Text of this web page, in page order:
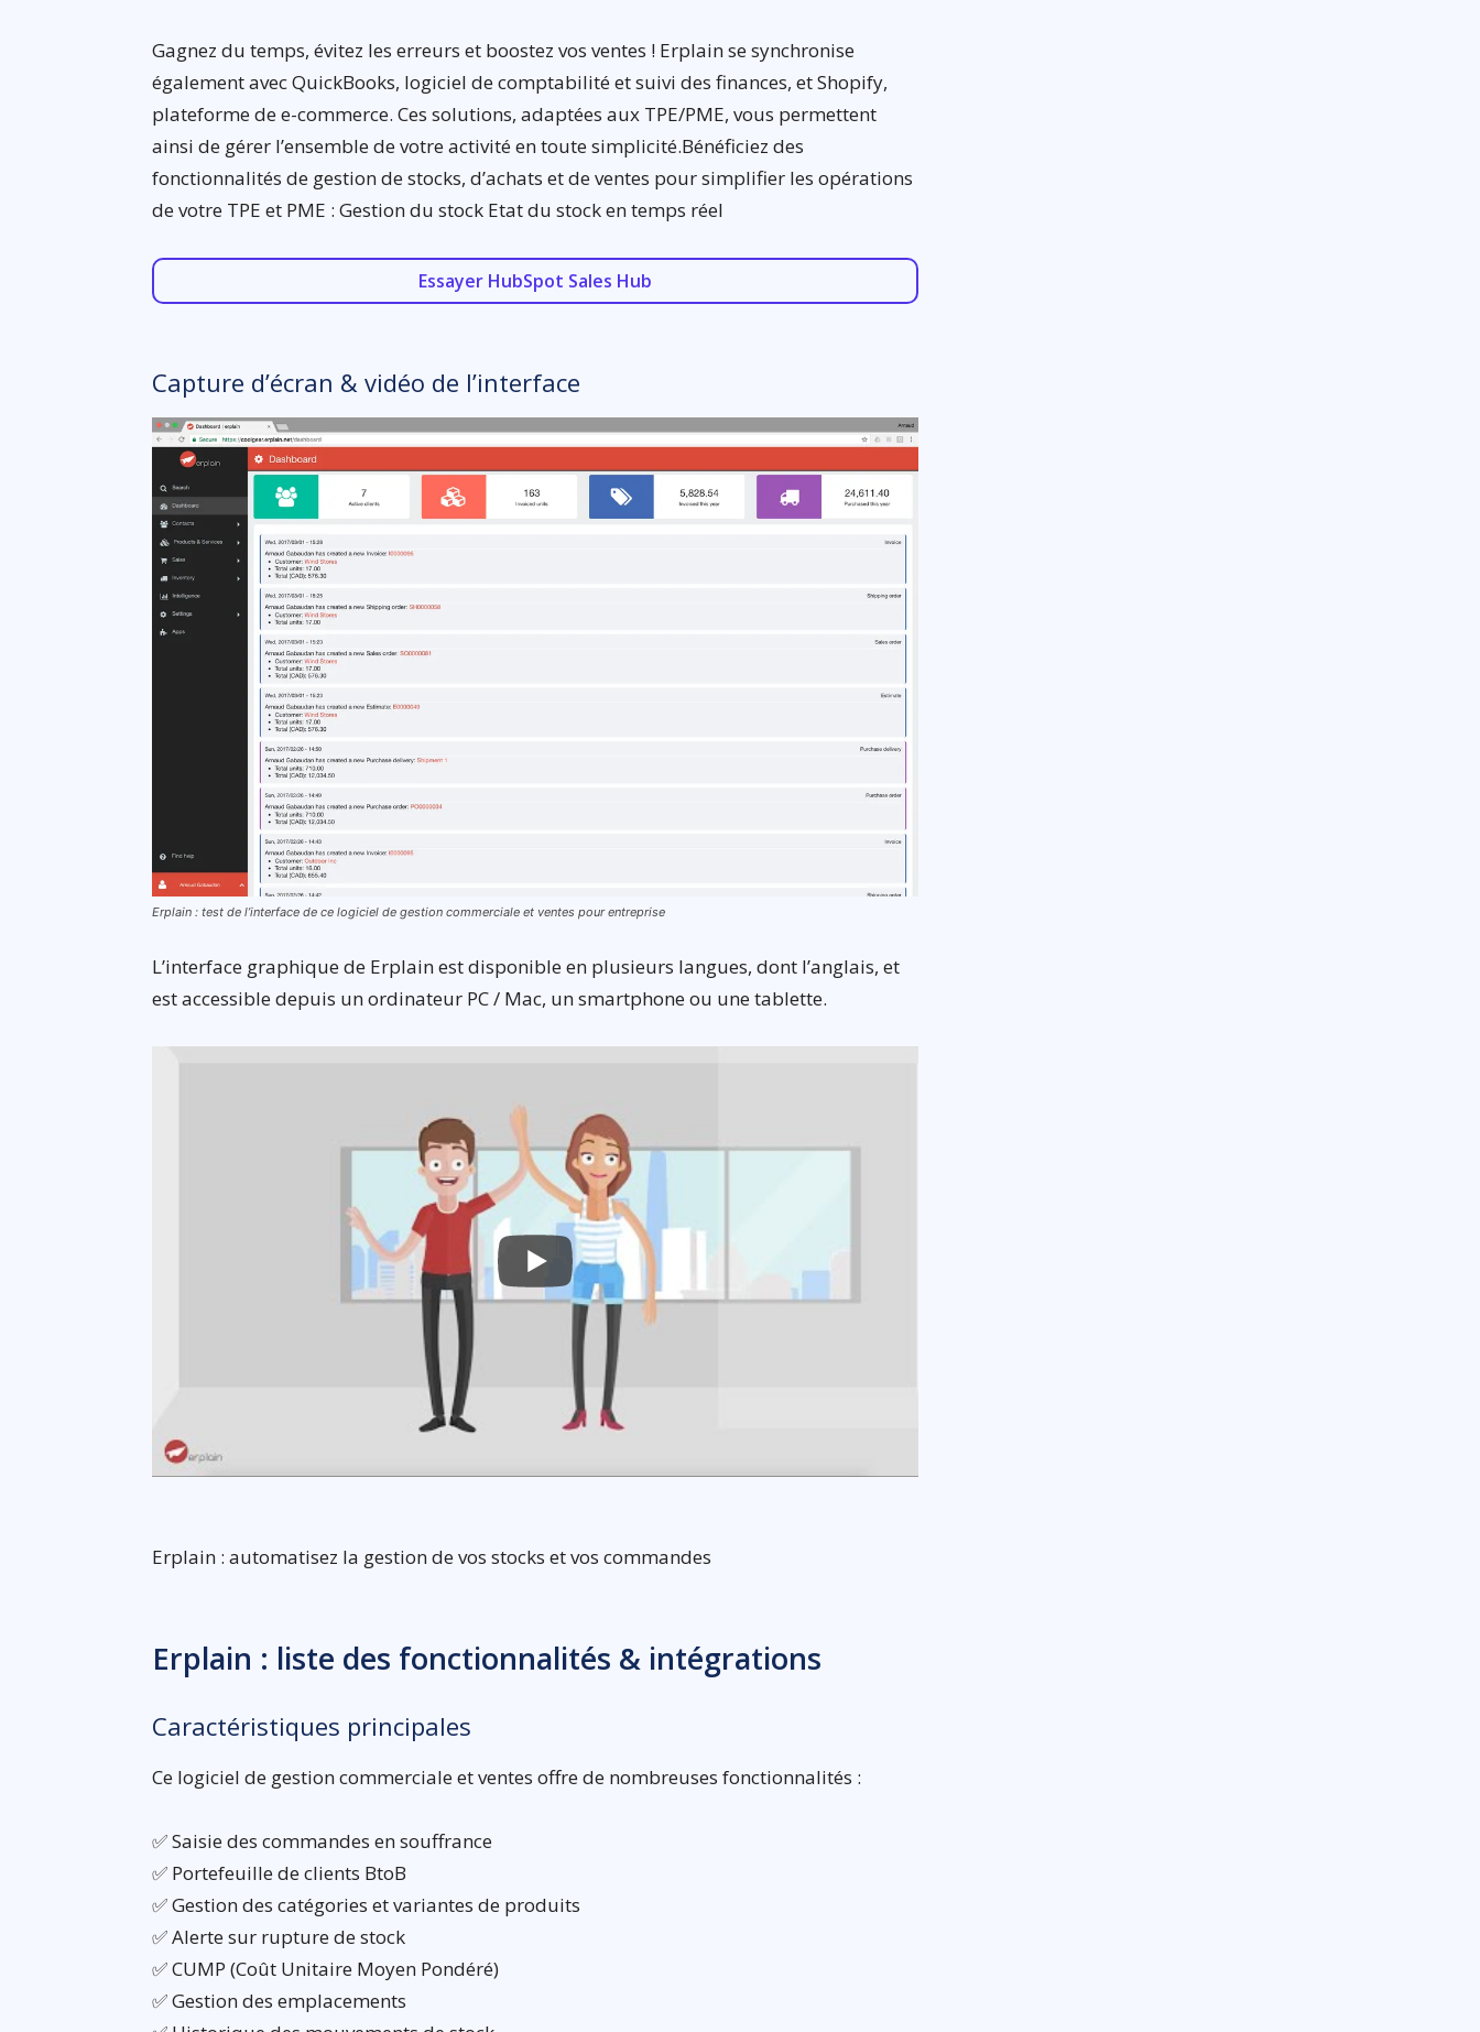
Gagnez du temps, évitez les erreurs et boostez vos ventes ! Erplain se synchronise
également avec QuickBooks, logiciel de comptabilité et suivi des finances, et Shopify,
plateforme de e-commerce. Ces solutions, adaptées aux TPE/PME, vous permettent
ainsi de gérer l’ensemble de votre activité en toute simplicité.Bénéficiez des
fonctionnalités de gestion de stocks, d’achats et de ventes pour simplifier les opérations
de votre TPE et PME : Gestion du stock Etat du stock en temps réel
Essayer HubSpot Sales Hub
Capture d’écran & vidéo de l’interface
Erplain : test de l’interface de ce logiciel de gestion commerciale et ventes pour entreprise
L’interface graphique de Erplain est disponible en plusieurs langues, dont l’anglais, et
est accessible depuis un ordinateur PC / Mac, un smartphone ou une tablette.
Erplain : automatisez la gestion de vos stocks et vos commandes
Erplain : liste des fonctionnalités & intégrations
Caractéristiques principales
Ce logiciel de gestion commerciale et ventes offre de nombreuses fonctionnalités :
✅ Saisie des commandes en souffrance
✅ Portefeuille de clients BtoB
✅ Gestion des catégories et variantes de produits
✅ Alerte sur rupture de stock
✅ CUMP (Coût Unitaire Moyen Pondéré)
✅ Gestion des emplacements